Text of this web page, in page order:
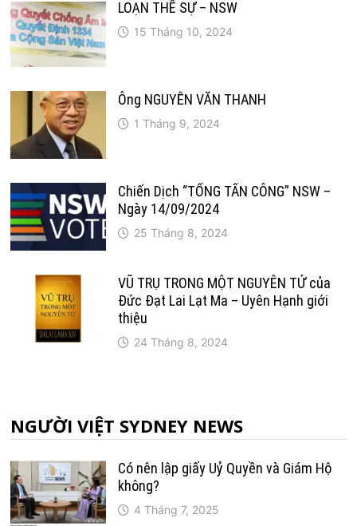
LOẠN THẾ SỰ – NSW
15 Tháng 10, 2024
Ông NGUYỄN VĂN THANH
1 Tháng 9, 2024
Chiến Dịch “TỔNG TẤN CÔNG” NSW –
Ngày 14/09/2024
25 Tháng 8, 2024
VŨ TRỤ TRONG MỘT NGUYÊN TỬ của
Đức Đạt Lai Lạt Ma – Uyên Hạnh giới
thiệu
24 Tháng 8, 2024
NGƯỜI VIỆT SYDNEY NEWS
Có nên lập giấy Uỷ Quyền và Giám Hộ
không?
4 Tháng 7, 2025